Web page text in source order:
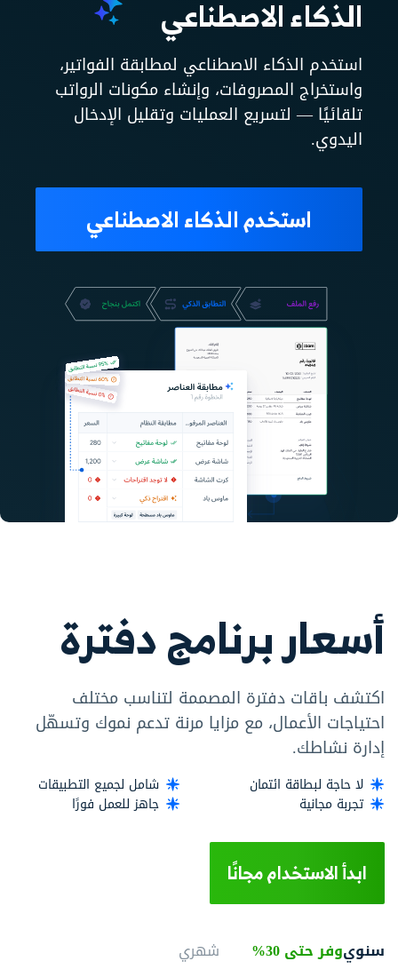
الذكاء الاصطناعي
استخدم الذكاء الاصطناعي لمطابقة الفواتير،
واستخراج المصروفات، وإنشاء مكونات الرواتب
تلقائيًا — لتسريع العمليات وتقليل الإدخال
اليدوي.
استخدم الذكاء الاصطناعي
أسعار برنامج دفترة
اكتشف باقات دفترة المصممة لتناسب مختلف
احتياجات الأعمال، مع مزايا مرنة تدعم نموك وتسهّل
إدارة نشاطك.
تجربة مجانية
لا حاجة لبطاقة ائتمان
جاهز للعمل فورًا
شامل لجميع التطبيقات
ابدأ الاستخدام مجانًا
سنويوفر حتى 30% شهري